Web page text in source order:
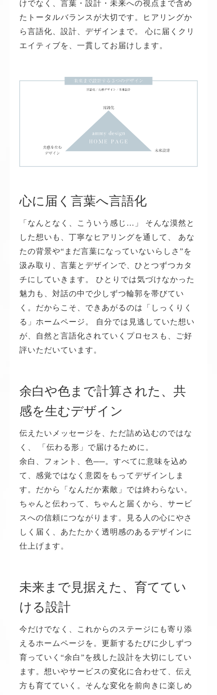
けでなく、言葉・設計・未来への視点まで含め
たトータルバランスが大切です。ヒアリングか
ら言語化、設計、デザインまで。 心に届くクリ
エイティブを、一貫してお届けします。
心に届く言葉へ言語化
「なんとなく、こういう感じ…」 そんな漠然と
した想いも、丁寧なヒアリングを通して、 あな
たの背景や“まだ言葉になっていないらしさ”を
汲み取り、言葉とデザインで、ひとつずつカタ
チにしていきます。 ひとりでは気づけなかった
魅力も、対話の中で少しずつ輪郭を帯びてい
く。だからこそ、できあがるのは「しっくりく
る」ホームページ。 自分では見逃していた想い
が、自然と言語化されていくプロセスも、ご好
評いただいています。
余白や色まで計算された、共
感を生むデザイン
伝えたいメッセージを、ただ詰め込むのではな
く、 「伝わる形」で届けるために。
余白、フォント、色──。すべてに意味を込め
て、感覚ではなく意図をもってデザインしま
す。だから「なんだか素敵」では終わらない。
ちゃんと伝わって、ちゃんと届くから、サービ
スへの信頼につながります。見る人の心にやさ
しく届く、あたたかく透明感のあるデザインに
仕上げます。
未来まで見据えた、育ててい
ける設計
今だけでなく、これからのステージにも寄り添
えるホームページを。更新するたびに少しずつ
育っていく“余白”を残した設計を大切にしてい
ます。想いやサービスの変化に合わせて、伝え
方も育てていく。そんな変化を前向きに楽しめ